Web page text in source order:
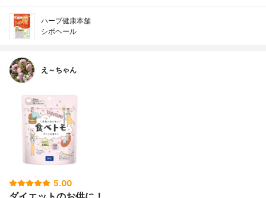
ハーブ健康本舗
シボヘール
え～ちゃん
5.00